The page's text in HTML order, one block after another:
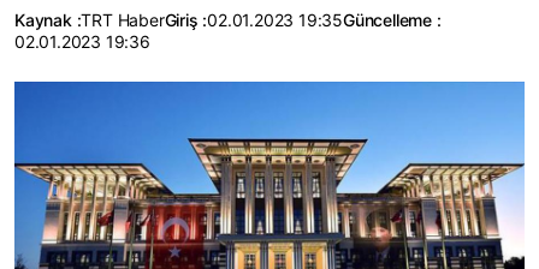
Kaynak :TRT HaberGiriş :02.01.2023 19:35Güncelleme :
02.01.2023 19:36